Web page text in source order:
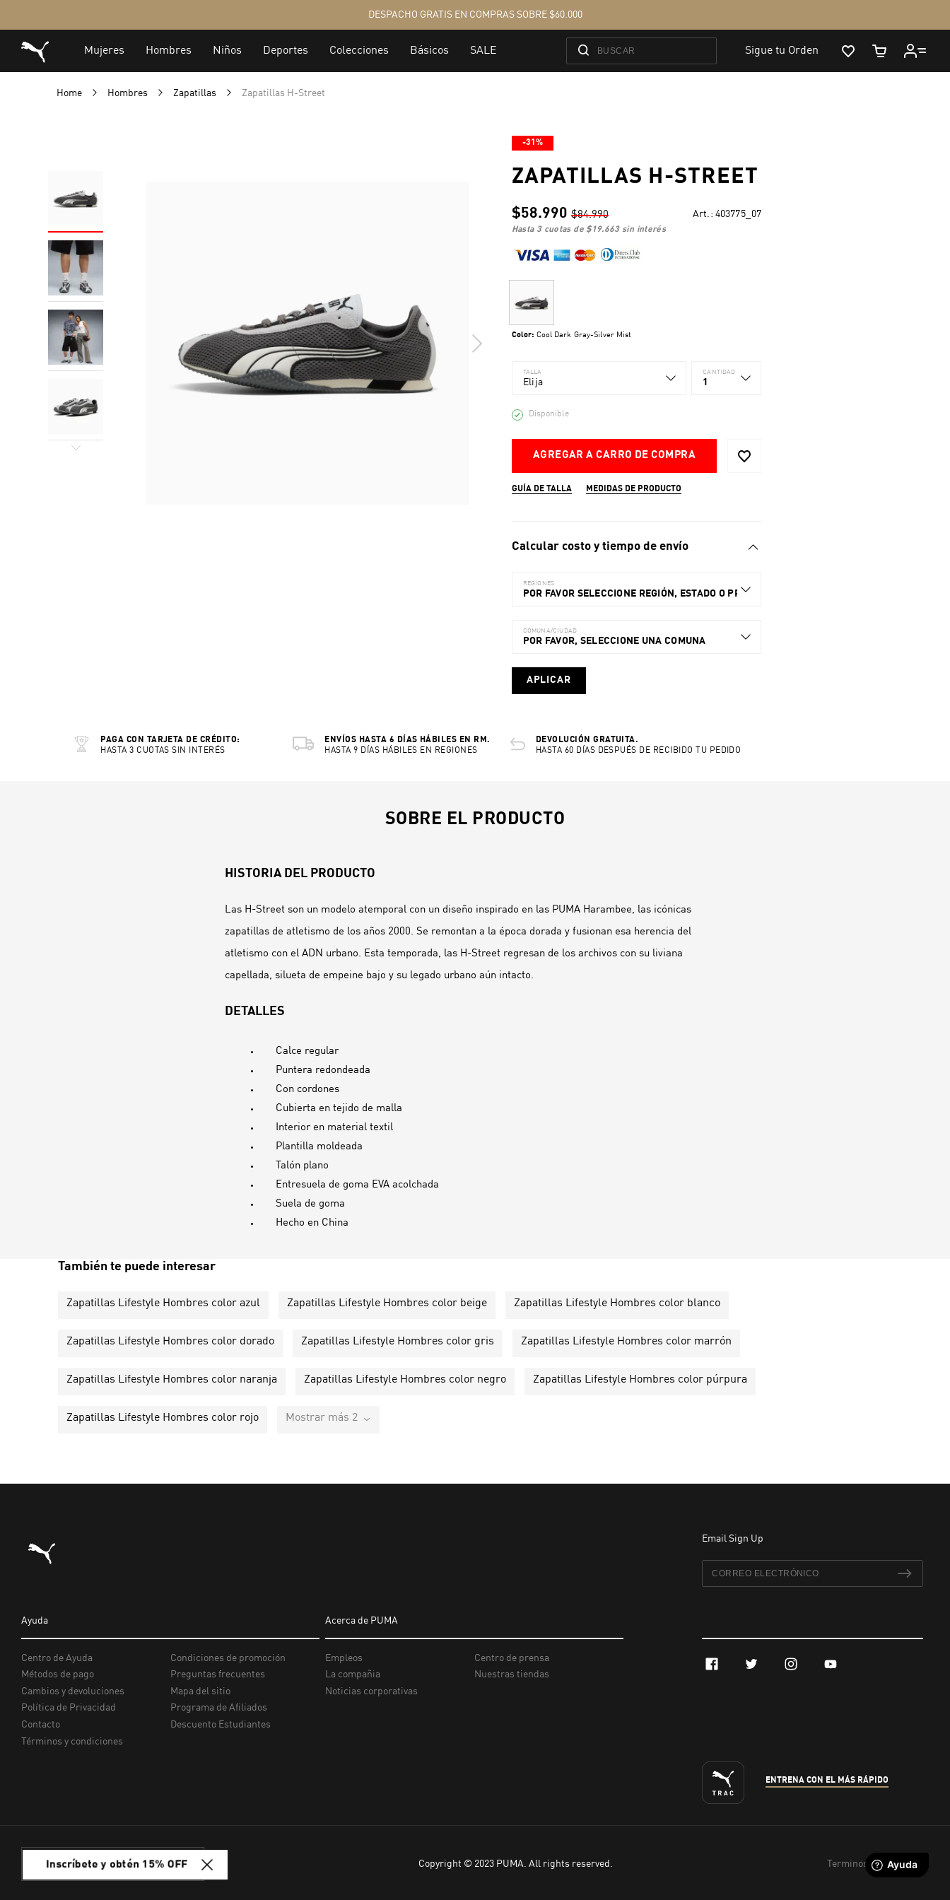
Home Hombres Zapatillas Zapatillas H-Street
-31%
ZAPATILLAS H-STREET
$58.990 $84.990 Art.: 403775_07
hasta 3 cuotas de $19.663sin interés
Color: Cool Dark Gray-Silver Mist
TALLA
Elija
CANTIDAD
1
Disponible
AGREGAR A CARRO DE COMPRA
GUÍA DE TALLA MEDIDAS DE PRODUCTO
Calcular costo y tiempo de envío
REGIONES
POR FAVOR SELECCIONE REGIÓN, ESTADO O PROVINCIA.
COMUNA/CIUDAD
POR FAVOR, SELECCIONE UNA COMUNA
APLICAR
PAGA CON TARJETA DE CRÉDITO:
HASTA 3 CUOTAS SIN INTERÉS
ENVÍOS HASTA 6 DÍAS HÁBILES EN RM.
HASTA 9 DÍAS HÁBILES EN REGIONES
DEVOLUCIÓN GRATUITA.
HASTA 60 DÍAS DESPUÉS DE RECIBIDO TU PEDIDO
SOBRE EL PRODUCTO
HISTORIA DEL PRODUCTO
Las H-Street son un modelo atemporal con un diseño inspirado en las PUMA Harambee, las icónicas
zapatillas de atletismo de los años 2000. Se remontan a la época dorada y fusionan esa herencia del
atletismo con el ADN urbano. Esta temporada, las H-Street regresan de los archivos con su liviana
capellada, silueta de empeine bajo y su legado urbano aún intacto.
DETALLES
Calce regular
Puntera redondeada
Con cordones
Cubierta en tejido de malla
Interior en material textil
Plantilla moldeada
Talón plano
Entresuela de goma EVA acolchada
Suela de goma
Hecho en China
También te puede interesar
Zapatillas Lifestyle Hombres color azul Zapatillas Lifestyle Hombres color beige Zapatillas Lifestyle Hombres color blanco
Zapatillas Lifestyle Hombres color dorado Zapatillas Lifestyle Hombres color gris Zapatillas Lifestyle Hombres color marrón
Zapatillas Lifestyle Hombres color naranja Zapatillas Lifestyle Hombres color negro Zapatillas Lifestyle Hombres color púrpura
Zapatillas Lifestyle Hombres color rojo Mostrar más 2
Inscríbete y obtén 15% OFF